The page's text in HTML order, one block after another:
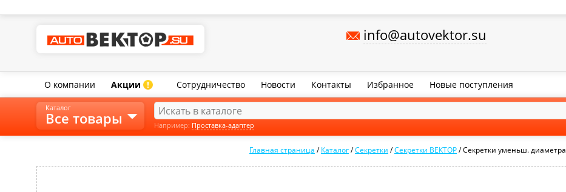
info@autovektor.su
О компании Акции ! Сотрудничество Новости Контакты Избранное Новые поступления
Главная страница /Каталог/Секретки /Секретки ВЕКТОР/Секретки уменьш. диаметра
Каталог
Все товары Например: Проставка-адаптер